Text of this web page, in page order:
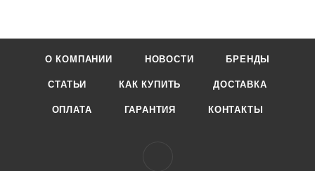
О КОМПАНИИ НОВОСТИ БРЕНДЫ
СТАТЬИ КАК КУПИТЬ ДОСТАВКА
ОПЛАТА ГАРАНТИЯ КОНТАКТЫ